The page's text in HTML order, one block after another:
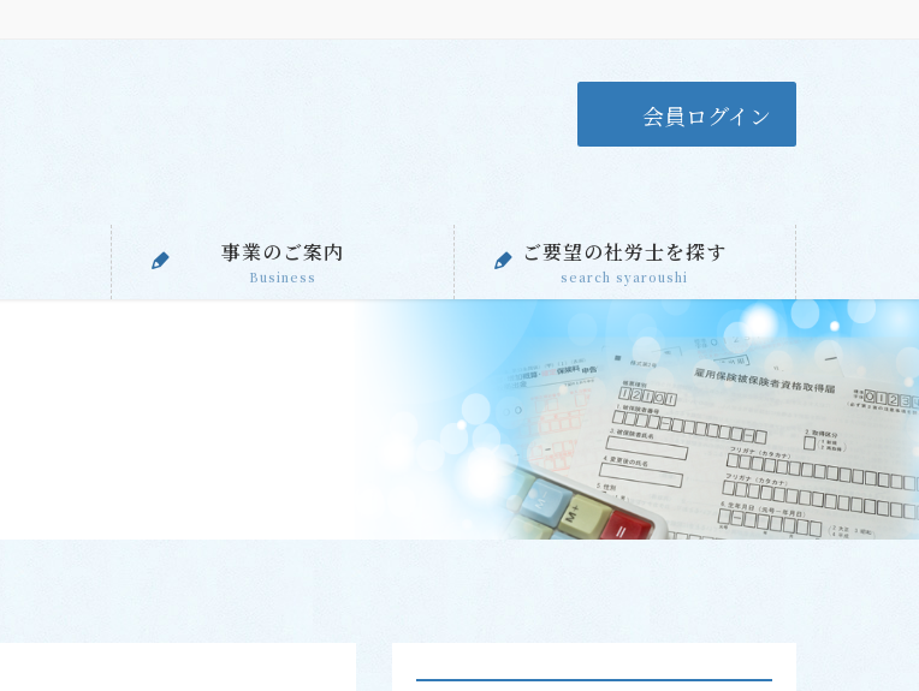
会員ログイン
事業のご案内
Business
ご要望の社労士を探す
search syaroushi